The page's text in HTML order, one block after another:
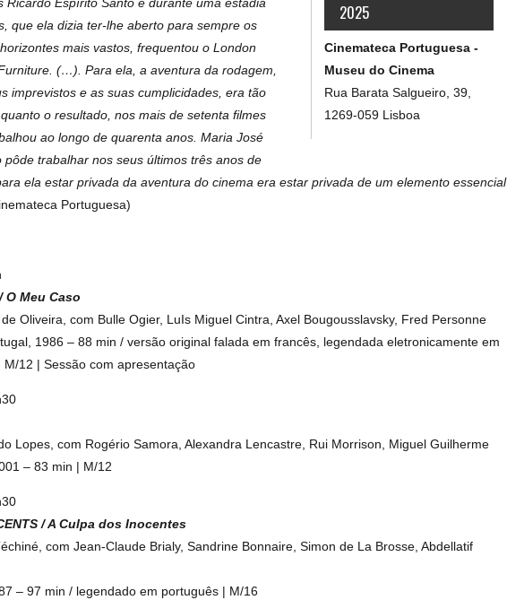
2025
Cinemateca Portuguesa -
Museu do Cinema
Rua Barata Salgueiro, 39,
1269-059 Lisboa
Ricardo Espírito Santo e durante uma estadia
que ela dizia ter-lhe aberto para sempre os
mais vastos, frequentou o London
(…). Para ela, a aventura da rodagem,
imprevistos e as suas cumplicidades, era tão
o resultado, nos mais de setenta filmes
ao longo de quarenta anos. Maria José
pôde trabalhar nos seus últimos três anos de
ela estar privada da aventura do cinema era estar privada de um elemento essencial
Portuguesa)
O Meu Caso
Oliveira, com Bulle Ogier, LuIs Miguel Cintra, Axel Bougousslavsky, Fred Personne
1986 – 88 min / versão original falada em francês, legendada eletronicamente em
M/12 | Sessão com apresentação
Lopes, com Rogério Samora, Alexandra Lencastre, Rui Morrison, Miguel Guilherme
– 83 min | M/12
/ A Culpa dos Inocentes
com Jean-Claude Brialy, Sandrine Bonnaire, Simon de La Brosse, Abdellatif
– 97 min / legendado em português | M/16